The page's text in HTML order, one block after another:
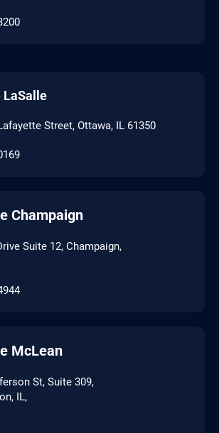
LaSalle
Street, Ottawa, IL 61350
Champaign
Suite 12, Champaign,
McLean
St, Suite 309,
IL,